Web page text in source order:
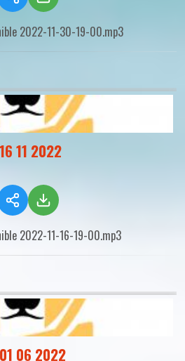
2022-11-30-19-00.mp3
11 2022
2022-11-16-19-00.mp3
06 2022